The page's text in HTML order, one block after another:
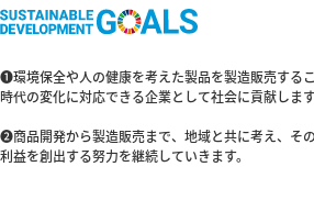
❶環境保全や人の健康を考えた製品を製造販売する
時代の変化に対応できる企業として社会に貢献します
❷商品開発から製造販売まで、地域と共に考え、そ
利益を創出する努力を継続していきます。